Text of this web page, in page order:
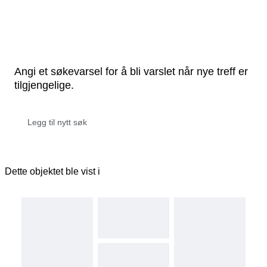
Angi et søkevarsel for å bli varslet når nye treff er
tilgjengelige.
Dette objektet ble vist i